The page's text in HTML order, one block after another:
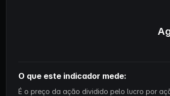
O que este indicador mede:
É o preço da ação dividido pelo lucro por